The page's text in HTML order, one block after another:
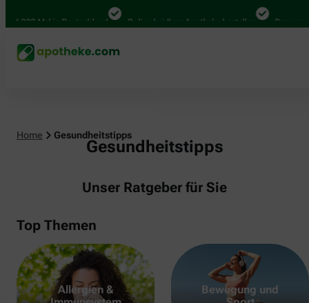
Mal in Deutschland Online bei Ihrer Apotheke bestellen Bequem
Home Gesundheitstipps
Gesundheitstipps
Unser Ratgeber für Sie
Top Themen
Allergien &
Bewegung und